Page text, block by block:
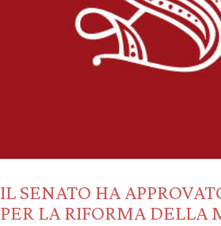
IL SENATO HA
PER LA RIFORMA DELLA